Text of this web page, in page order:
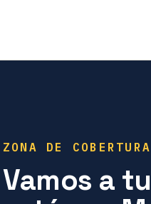
ZONA DE COBERTURA
Vamos a